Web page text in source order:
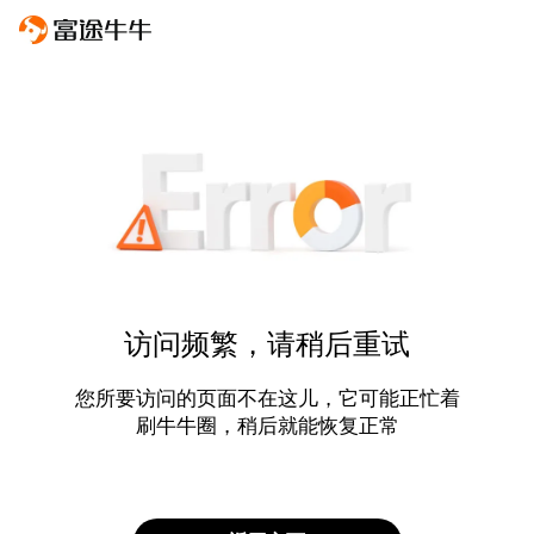
访问频繁，请稍后重试
您所要访问的页面不在这儿，它可能正忙着
刷牛牛圈，稍后就能恢复正常